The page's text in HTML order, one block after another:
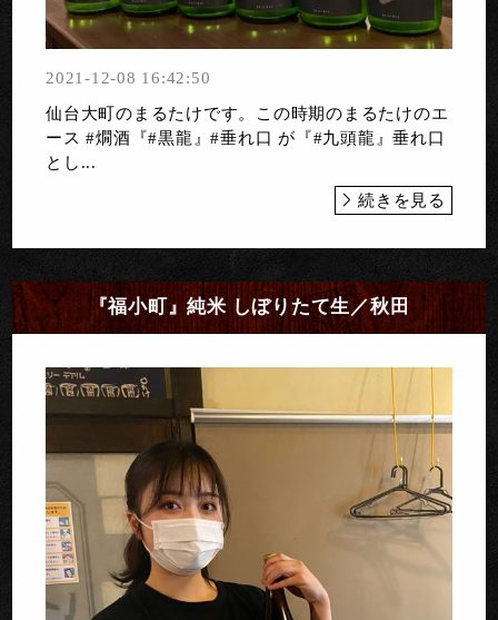
2021-12-08 16:42:50
仙台大町のまるたけです。この時期のまるたけのエ
ース #燗酒『#黒龍』#垂れ口 が『#九頭龍』垂れ口
とし...
続きを見る
『福小町』純米 しぼりたて生／秋田